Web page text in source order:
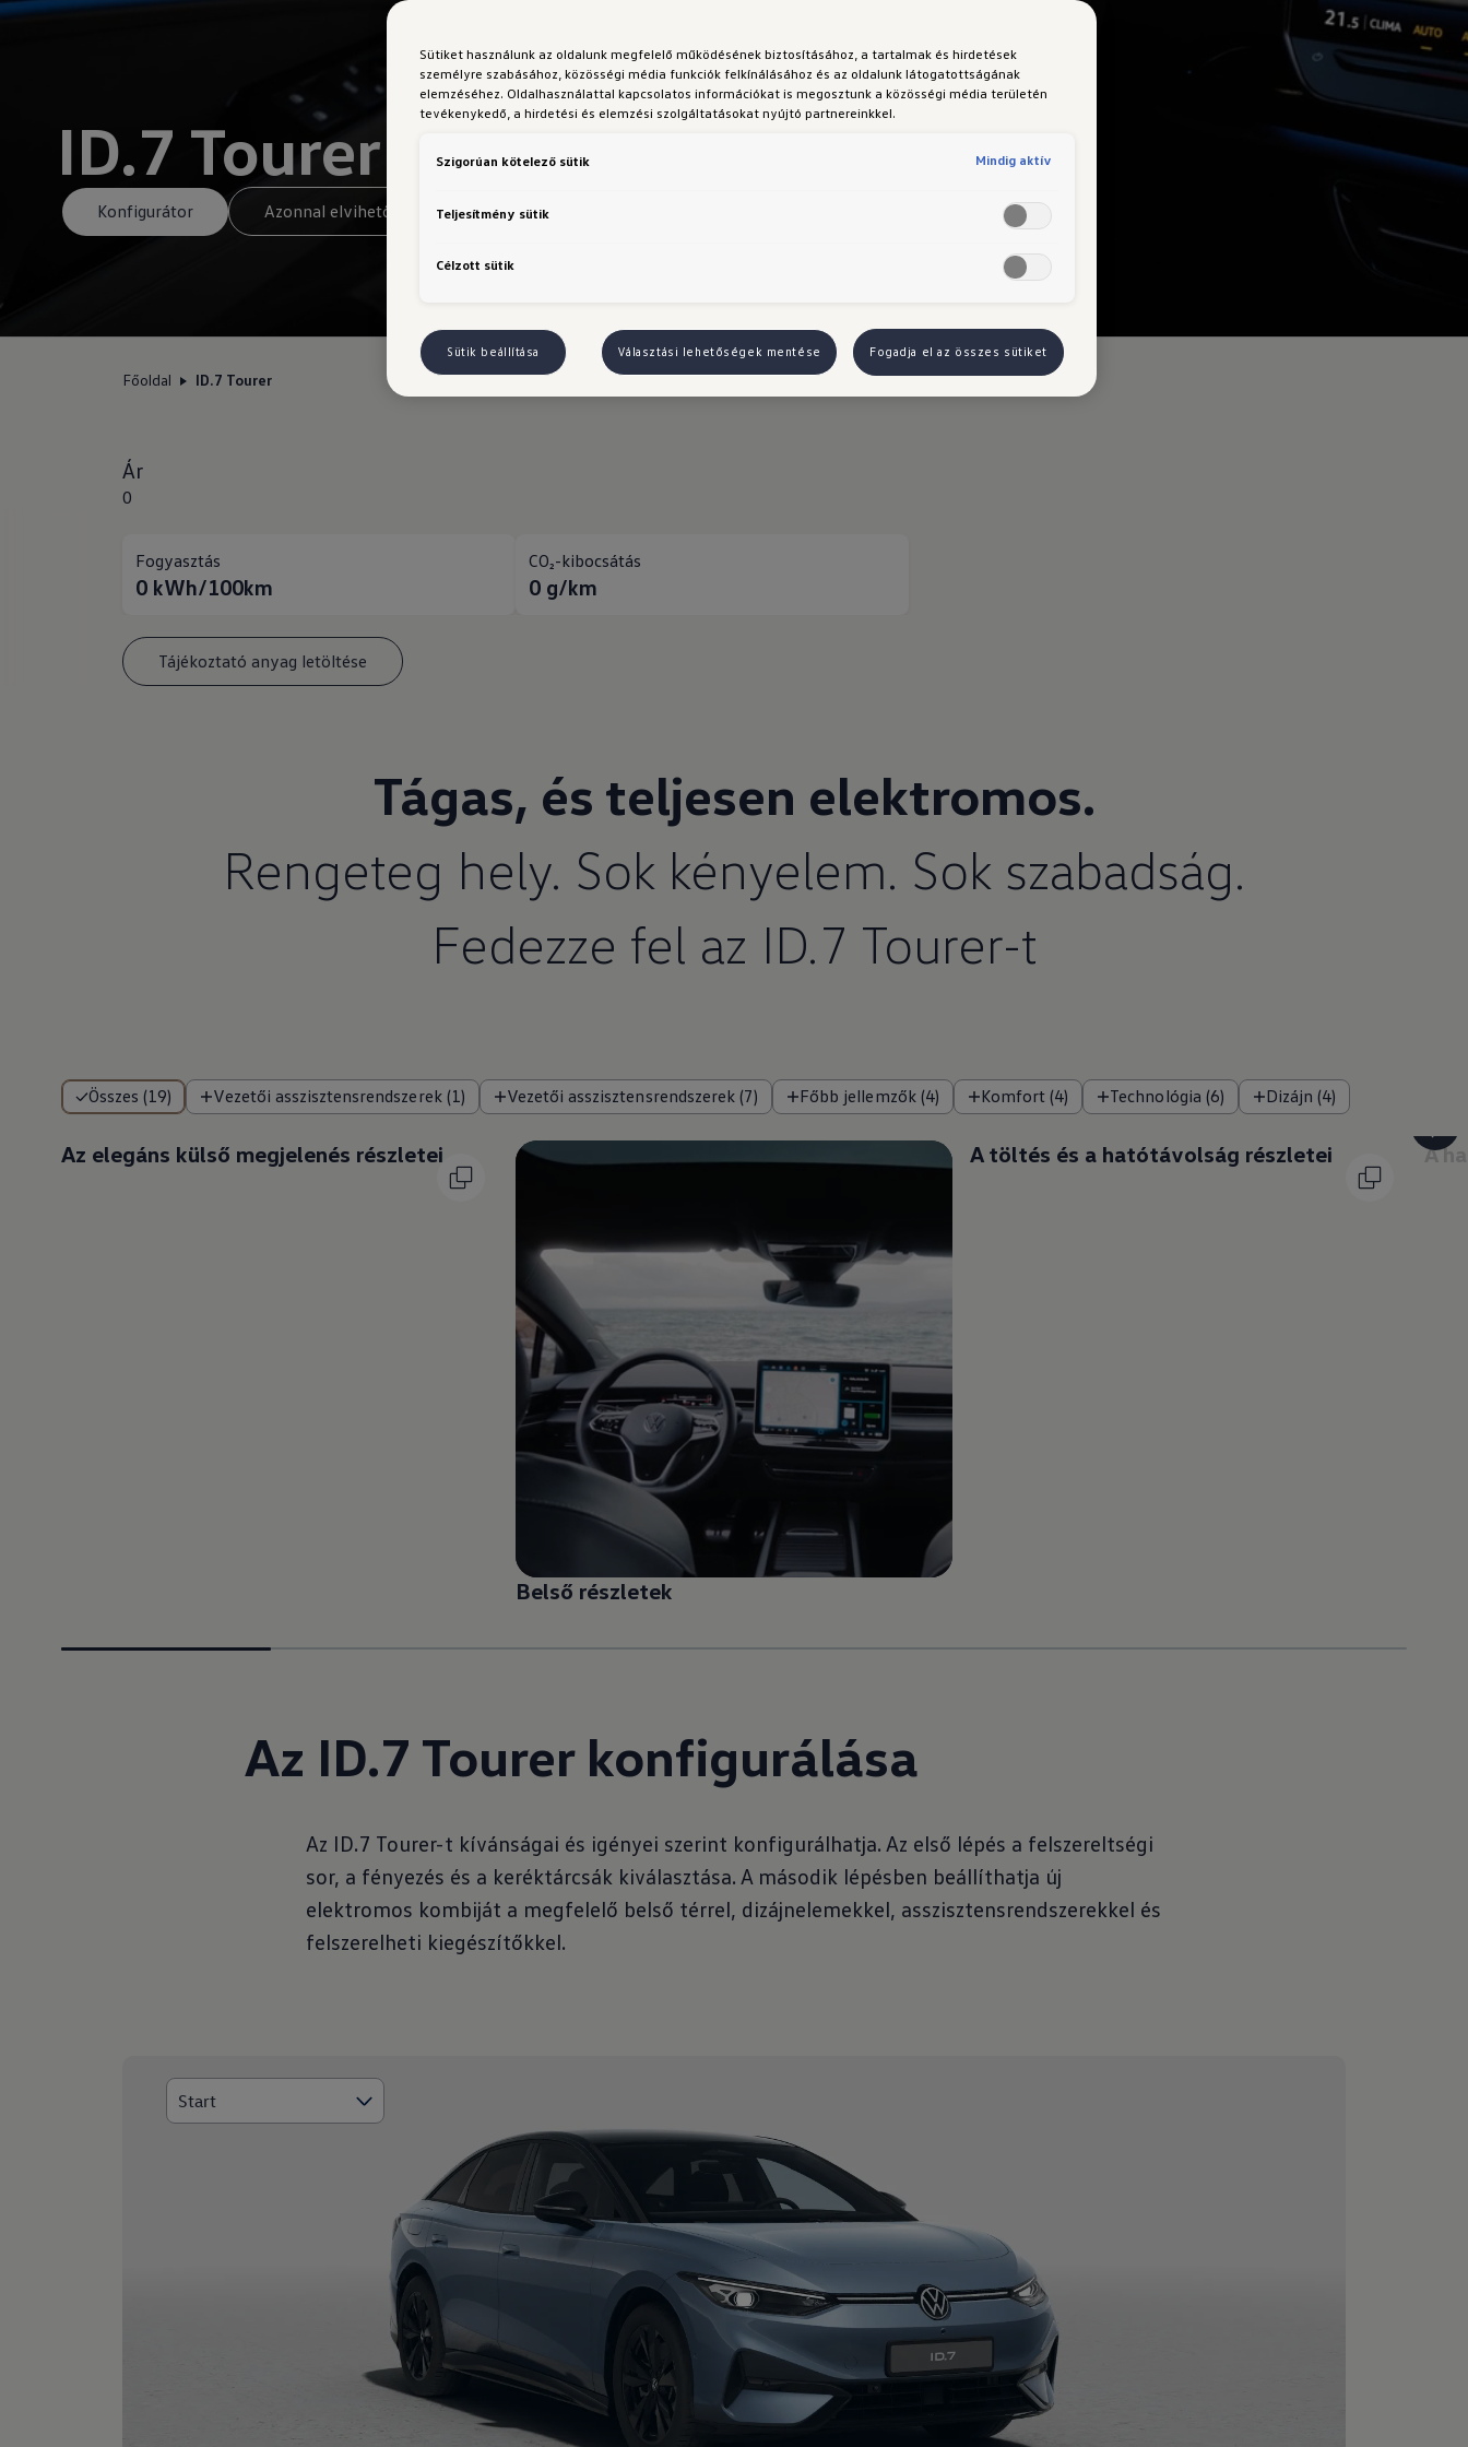
ID.7 Tourer
Konfigurátor Azonnal elvihető modellek
Főoldal ID.7 Tourer
Ár
0
Fogyasztás
0 kWh/100km
CO₂-kibocsátás
0 g/km
Tájékoztató anyag letöltése
Tágas, és teljesen elektromos.
Rengeteg hely. Sok kényelem. Sok szabadság.
Fedezze fel az ID.7 Tourer-t
Összes (19) Vezetői asszisztensrendszerek (1) Vezetői asszisztensrendszerek (7) Főbb jellemzők (4) Komfort (4) Technológia (6) Dizájn (4)
Az elegáns külső megjelenés részletei
Belső részletek
A töltés és a hatótávolság részletei A
Az ID.7 Tourer konfigurálása
Az ID.7 Tourer-t kívánságai és igényei szerint konfigurálhatja. Az első lépés a felszereltségi
sor, a fényezés és a keréktárcsák kiválasztása. A második lépésben beállíthatja új
elektromos kombiját a megfelelő belső térrel, dizájnelemekkel, asszisztensrendszerekkel és
felszerelheti kiegészítőkkel.
Sütiket használunk az oldalunk megfelelő működésének biztosításához, a tartalmak és hirdetések
személyre szabásához, közösségi média funkciók felkínálásához és az oldalunk látogatottságának
elemzéséhez. Oldalhasználattal kapcsolatos információkat is megosztunk a közösségi média területén
tevékenykedő, a hirdetési és elemzési szolgáltatásokat nyújtó partnereinkkel.
Szigorúan kötelező sütik Mindig aktív
Teljesítmény sütik
Célzott sütik
Sütik beállítása Választási lehetőségek mentése Fogadja el az összes sütiket